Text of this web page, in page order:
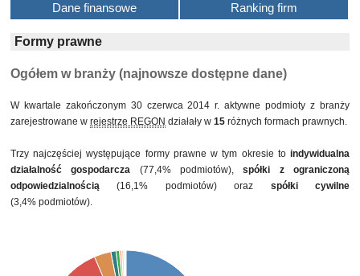
Dane finansowe
Ranking firm
Formy prawne
Ogółem w branży (najnowsze dostępne dane)
W kwartale zakończonym 30 czerwca 2014 r. aktywne podmioty z branży
zarejestrowane w rejestrze REGON działały w 15 różnych formach prawnych.
Trzy najczęściej występujące formy prawne w tym okresie to indywidualna
działalność gospodarcza (77,4% podmiotów),spółki z ograniczoną
odpowiedzialnością (16,1% podmiotów) oraz spółki cywilne
(3,4% podmiotów).